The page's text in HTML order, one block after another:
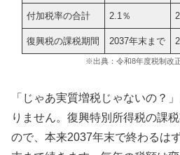
付加税率の合計 2.1％
復興税の課税期間 2037年末まで
※出典：令和8年度税制改
「じゃあ実質増税じゃないの？
りません。復興特別所得税の課
ので、本来2037年末で終わるは